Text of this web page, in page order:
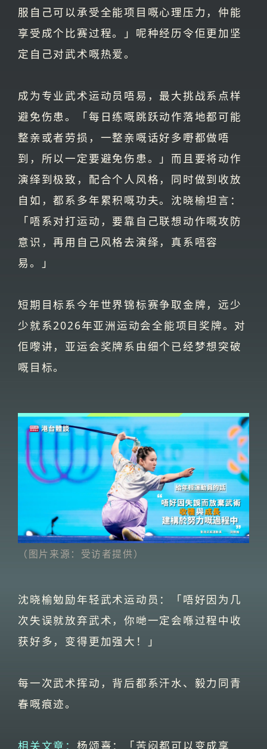
服自己可以承受全能项目嘅心理压力，仲能
享受成个比赛过程。」呢种经历令佢更加坚
定自己对武术嘅热爱。
成为专业武术运动员唔易，最大挑战系点样
避免伤患。「每日练嘅跳跃动作落地都可能
整亲或者劳损，一整亲嘅话好多嘢都做唔
到，所以一定要避免伤患。」而且要将动作
演绎到极致，配合个人风格，同时做到收放
自如，都系多年累积嘅功夫。沈晓榆坦言：
「唔系对打运动，要靠自己联想动作嘅攻防
意识，再用自己风格去演绎，真系唔容
易。」
短期目标系今年世界锦标赛争取金牌，远少
少就系2026年亚洲运动会全能项目奖牌。对
佢嚟讲，亚运会奖牌系由细个已经梦想突破
嘅目标。
（图片来源：受访者提供）
沈晓榆勉励年轻武术运动员：「唔好因为几
次失误就放弃武术，你哋一定会喺过程中收
获好多，变得更加强大！」
每一次武术挥动，背后都系汗水、毅力同青
春嘅痕迹。
相关文章：杨颂熹：「苦闷都可以变成享